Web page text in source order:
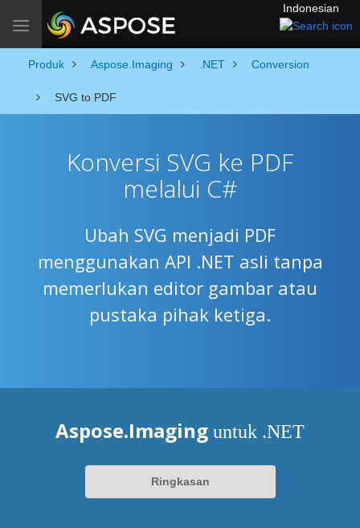
Toggle navigation
Indonesian
Produk Aspose.Imaging .NET Conversion
SVG to PDF
Konversi SVG ke PDF
melalui C#
Ubah SVG menjadi PDF
menggunakan API .NET asli tanpa
memerlukan editor gambar atau
pustaka pihak ketiga.
Aspose.Imaging untuk .NET
Ringkasan